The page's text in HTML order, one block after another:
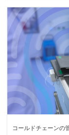
コールドチェーンの